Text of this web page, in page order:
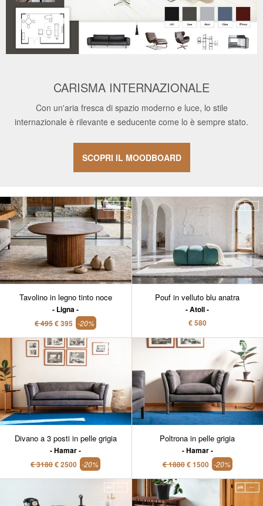
CARISMA INTERNAZIONALE
Con un'aria fresca di spazio moderno e luce, lo stile
internazionale è rilevante e seducente come lo è sempre stato.
SCOPRI IL MOODBOARD
Tavolino in legno tinto noce
Ligna
€ 495€ 395 -20%
Pouf in velluto blu anatra
Atoll
€ 580
Divano a 3 posti in pelle grigia
Hamar
€ 3180€ 2500 -20%
Poltrona in pelle grigia
Hamar
€ 1880€ 1500 -20%